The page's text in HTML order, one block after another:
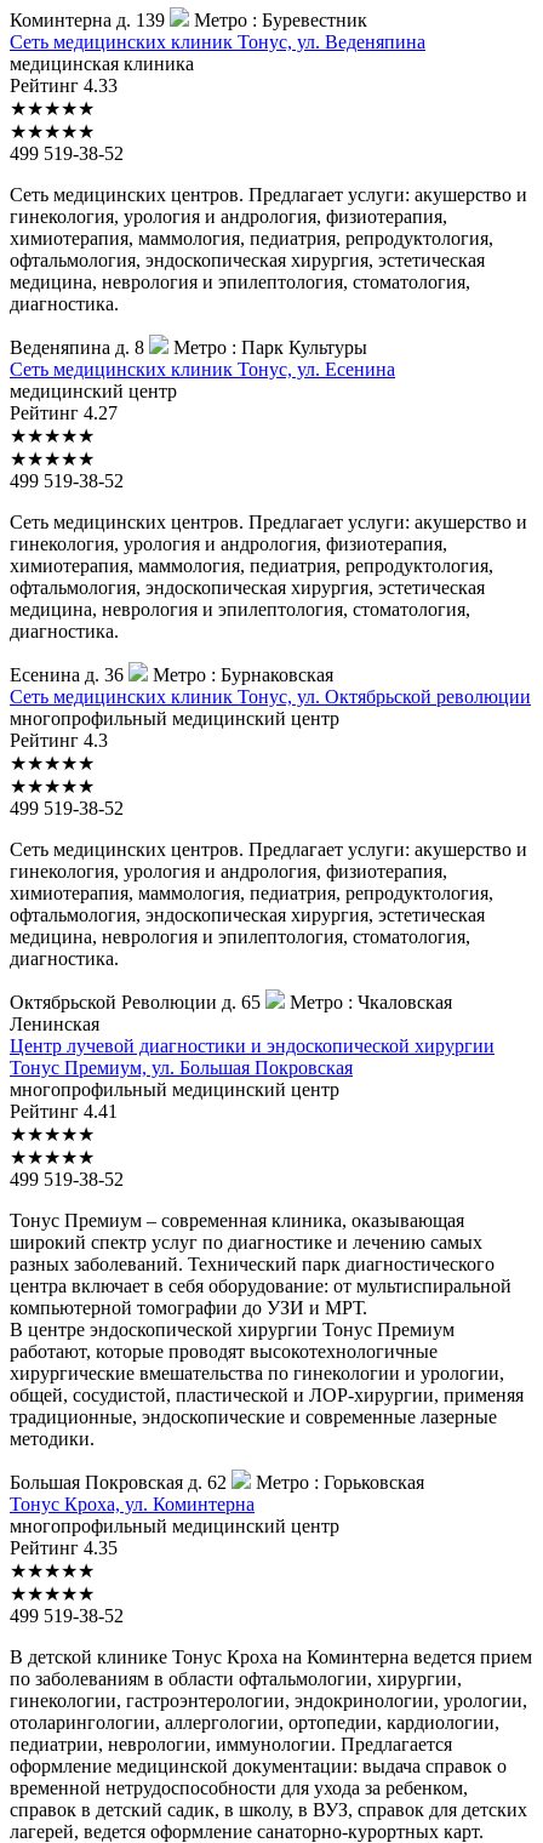
Коминтерна д. 139 Метро : Буревестник
Сеть медицинских клиник Тонус, ул. Веденяпина
медицинская клиника
Рейтинг 4.33
★★★★★
★★★★★
499 519-38-52
Сеть медицинских центров. Предлагает услуги: акушерство и
гинекология, урология и андрология, физиотерапия,
химиотерапия, маммология, педиатрия, репродуктология,
офтальмология, эндоскопическая хирургия, эстетическая
медицина, неврология и эпилептология, стоматология,
диагностика.
Веденяпина д. 8 Метро : Парк Культуры
Сеть медицинских клиник Тонус, ул. Есенина
медицинский центр
Рейтинг 4.27
★★★★★
★★★★★
499 519-38-52
Сеть медицинских центров. Предлагает услуги: акушерство и
гинекология, урология и андрология, физиотерапия,
химиотерапия, маммология, педиатрия, репродуктология,
офтальмология, эндоскопическая хирургия, эстетическая
медицина, неврология и эпилептология, стоматология,
диагностика.
Есенина д. 36 Метро : Бурнаковская
Сеть медицинских клиник Тонус, ул. Октябрьской революции
многопрофильный медицинский центр
Рейтинг 4.3
★★★★★
★★★★★
499 519-38-52
Сеть медицинских центров. Предлагает услуги: акушерство и
гинекология, урология и андрология, физиотерапия,
химиотерапия, маммология, педиатрия, репродуктология,
офтальмология, эндоскопическая хирургия, эстетическая
медицина, неврология и эпилептология, стоматология,
диагностика.
Октябрьской Революции д. 65 Метро : Чкаловская
Ленинская
Центр лучевой диагностики и эндоскопической хирургии
Тонус Премиум, ул. Большая Покровская
многопрофильный медицинский центр
Рейтинг 4.41
★★★★★
★★★★★
499 519-38-52
Тонус Премиум – современная клиника, оказывающая
широкий спектр услуг по диагностике и лечению самых
разных заболеваний. Технический парк диагностического
центра включает в себя оборудование: от мультиспиральной
компьютерной томографии до УЗИ и МРТ.
В центре эндоскопической хирургии Тонус Премиум
работают, которые проводят высокотехнологичные
хирургические вмешательства по гинекологии и урологии,
общей, сосудистой, пластической и ЛОР-хирургии, применяя
традиционные, эндоскопические и современные лазерные
методики.
Большая Покровская д. 62 Метро : Горьковская
Тонус Кроха, ул. Коминтерна
многопрофильный медицинский центр
Рейтинг 4.35
★★★★★
★★★★★
499 519-38-52
В детской клинике Тонус Кроха на Коминтерна ведется прием
по заболеваниям в области офтальмологии, хирургии,
гинекологии, гастроэнтерологии, эндокринологии, урологии,
отоларингологии, аллергологии, ортопедии, кардиологии,
педиатрии, неврологии, иммунологии. Предлагается
оформление медицинской документации: выдача справок о
временной нетрудоспособности для ухода за ребенком,
справок в детский садик, в школу, в ВУЗ, справок для детских
лагерей, ведется оформление санаторно-курортных карт.